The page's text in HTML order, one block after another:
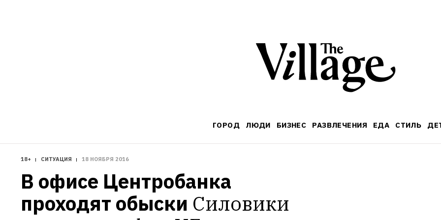
ГОРОД ЛЮДИ БИЗНЕС РАЗВЛЕЧЕНИЯ ЕДА СТИЛЬ
18+ СИТУАЦИЯ 18 НОЯБРЯ 2016
В офисе Центробанка
проходят обыски Силовики